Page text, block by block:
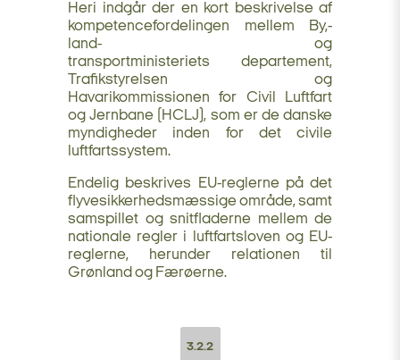
Heri indgår der en kort beskrivelse af
kompetencefordelingen mellem By,-
land- og
transportministeriets departement,
Trafikstyrelsen og
Havarikommissionen for Civil Luftfart
og Jernbane (HCLJ), som er de danske
myndigheder inden for det civile
luftfartssystem.
Endelig beskrives EU-reglerne på det
flyvesikkerhedsmæssige område, samt
samspillet og snitfladerne mellem de
nationale regler i luftfartsloven og EU-
reglerne, herunder relationen til
Grønland og Færøerne.
3.2.2